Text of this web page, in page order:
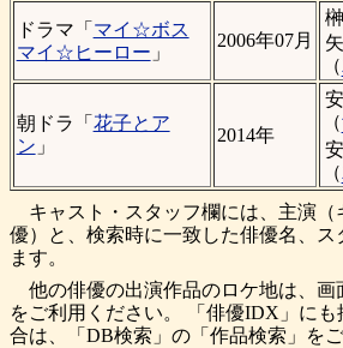
ドラマ「 マイ☆ボス
マイ☆ヒーロー 」
2006年07月
（
朝ドラ「 花子とア
ン 」
2014年
（
（
キャスト・スタッフ欄には、主演（
優）と、検索時に一致した俳優名、ス
ます。
他の俳優の出演作品のロケ地は、画
をご利用ください。 「俳優IDX」に
合は、「DB検索」の「作品検索」をご